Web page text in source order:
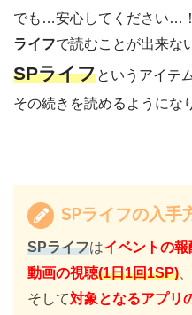
でも…安心してください…！
ライフで読むことが出来な
SPライフというアイテ
その続きを読めるようにな
SPライフの入手
SPライフはイベントの報
動画の視聴(1日1回1SP)
そして対象となるアプリ